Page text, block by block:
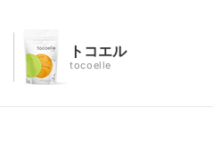
トコエル
tocoelle